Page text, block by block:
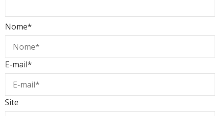
Nome*
E-mail*
Site